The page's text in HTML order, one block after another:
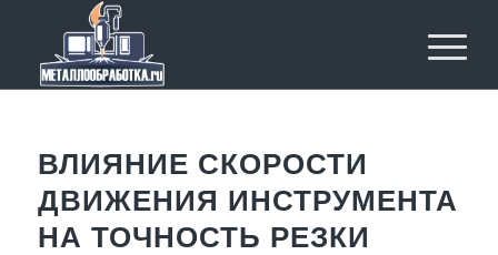
ВЛИЯНИЕ СКОРОСТИ
ДВИЖЕНИЯ ИНСТРУМЕНТА
НА ТОЧНОСТЬ РЕЗКИ